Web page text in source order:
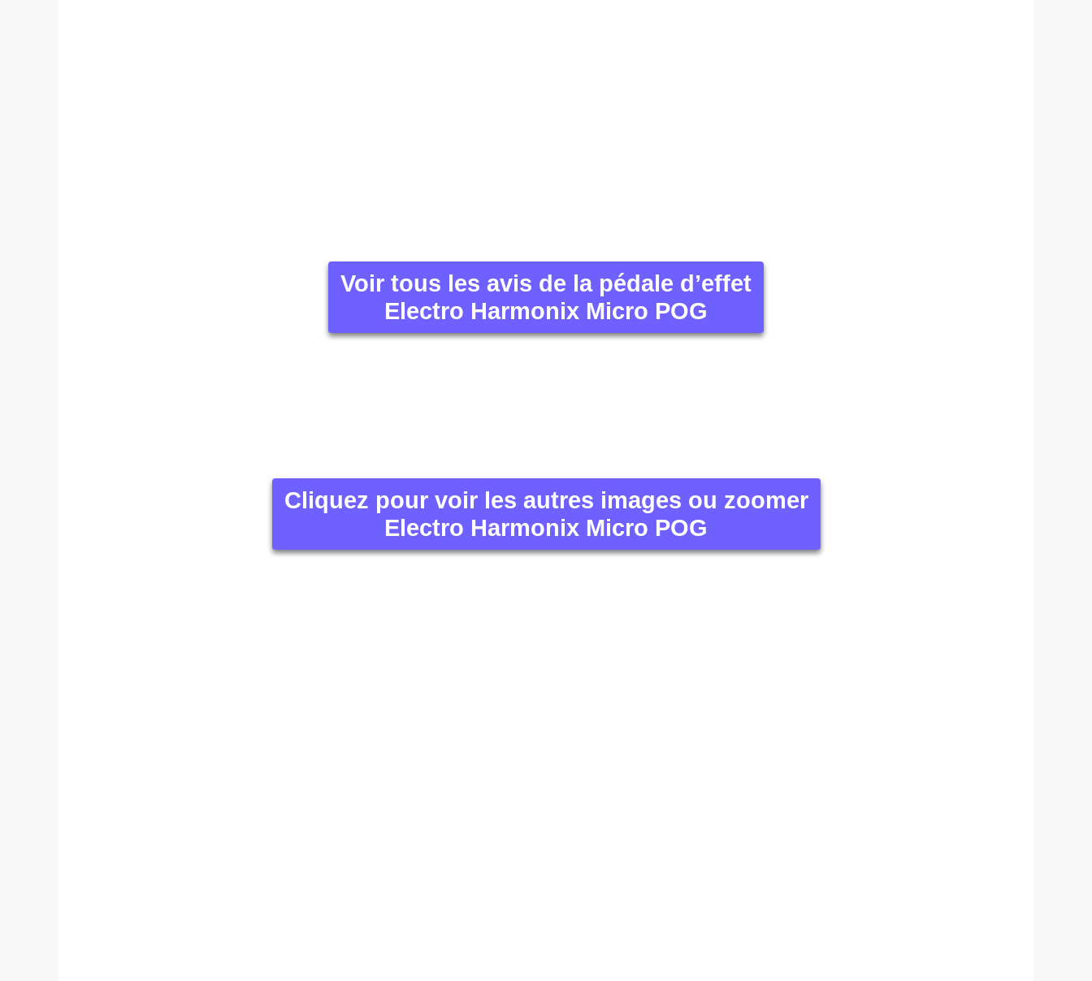
Voir tous les avis de la pédale d’effet
Electro Harmonix Micro POG
Cliquez pour voir les autres images ou zoomer
Electro Harmonix Micro POG